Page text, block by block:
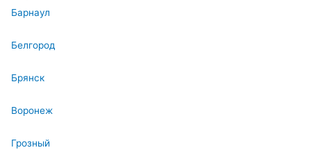
Барнаул
Белгород
Брянск
Воронеж
Грозный